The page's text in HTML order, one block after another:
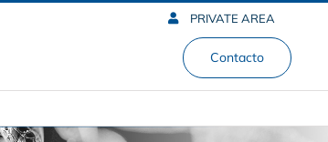
PRIVATE AREA
Contacto